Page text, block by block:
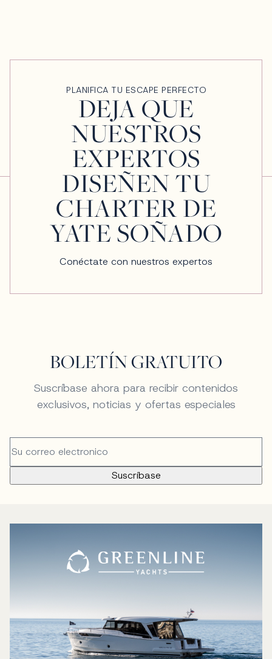
PLANIFICA TU ESCAPE PERFECTO
DEJA QUE
NUESTROS
EXPERTOS
DISEÑEN TU
CHARTER DE
YATE SOÑADO
Conéctate con nuestros expertos
BOLETÍN GRATUITO
Suscríbase ahora para recibir contenidos
exclusivos, noticias y ofertas especiales